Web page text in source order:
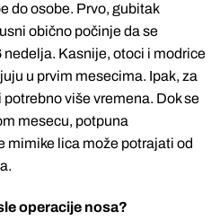
do osobe. Prvo, gubitak
obično počinje da se
nedelja. Kasnije, otoci i modrice
u prvim mesecima. Ipak, za
više vremena. Dok se
mesecu, potpuna
mimike lica može potrajati od
operacije nosa?